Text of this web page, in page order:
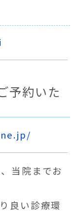
予約いた
当院までお
良い診療環